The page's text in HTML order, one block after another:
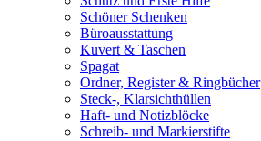
Schöner Schenken
Büroausstattung
Kuvert & Taschen
Spagat
Ordner, Register & Ringbücher
Steck-, Klarsichthüllen
Haft- und Notizblöcke
Schreib- und Markierstifte